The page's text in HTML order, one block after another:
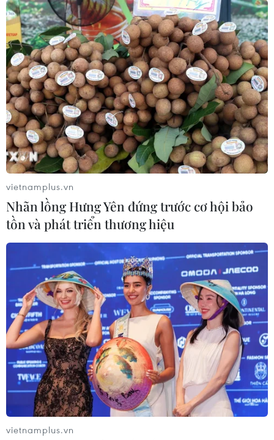
vietnamplus.vn
Nhãn lồng Hưng Yên đứng trước cơ hội bảo
tồn và phát triển thương hiệu
vietnamplus.vn